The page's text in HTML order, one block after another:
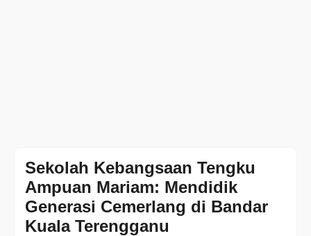
Sekolah Kebangsaan Tengku
Ampuan Mariam: Mendidik
Generasi Cemerlang di Bandar
Kuala Terengganu